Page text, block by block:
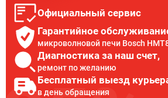
Официальный сервис
Гарантийное
микроволновой печи Bosch
Диагностика за наш счет,
ремонт по желанию
Бесплатный выезд
в день обращения